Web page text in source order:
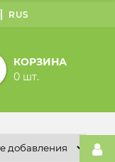
RUS
КОРЗИНА
0 шт.